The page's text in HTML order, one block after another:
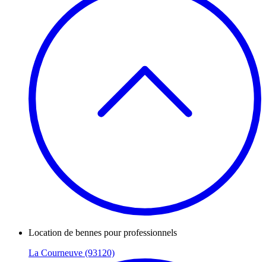
Location de bennes pour professionnels
La Courneuve (93120)